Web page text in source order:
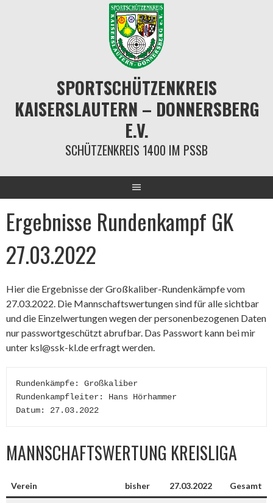
SPORTSCHÜTZENKREIS
KAISERSLAUTERN – DONNERSBERG
E.V.
SCHÜTZENKREIS 1400 IM PSSB
Ergebnisse Rundenkampf GK
27.03.2022
Hier die Ergebnisse der Großkaliber-Rundenkämpfe vom
27.03.2022. Die Mannschaftswertungen sind für alle sichtbar
und die Einzelwertungen wegen der personenbezogenen Daten
nur passwortgeschützt abrufbar. Das Passwort kann bei mir
unter ksl@ssk-kl.de erfragt werden.
Rundenkämpfe: Großkaliber
Rundenkampfleiter: Hans Hörhammer
Datum: 27.03.2022
MANNSCHAFTSWERTUNG KREISLIGA
Verein bisher 27.03.2022 Gesamt